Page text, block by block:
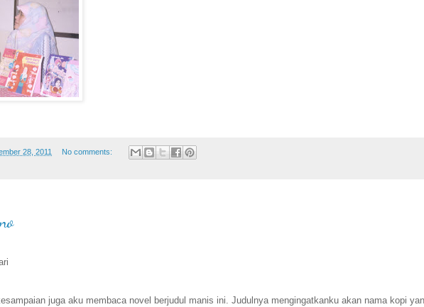
28, 2011 No comments:
juga aku membaca novel berjudul manis ini. Judulnya mengingatkanku akan nama kopi